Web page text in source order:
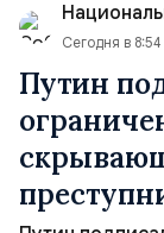
имущества ВСУ;
Сегодня в 8:54
Путин